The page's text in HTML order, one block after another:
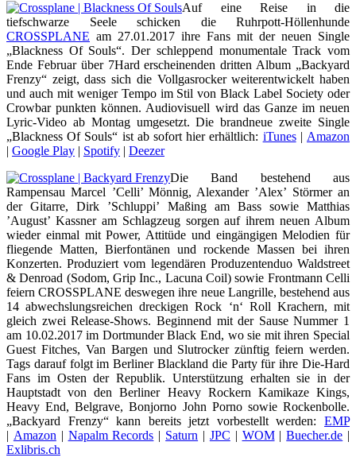
Auf eine Reise in die
tiefschwarze Seele schicken die Ruhrpott-Höllenhunde
CROSSPLANE am 27.01.2017 ihre Fans mit der neuen Single
„Blackness Of Souls“. Der schleppend monumentale Track vom
Ende Februar über 7Hard erscheinenden dritten Album „Backyard
Frenzy“ zeigt, dass sich die Vollgasrocker weiterentwickelt haben
und auch mit weniger Tempo im Stil von Black Label Society oder
Crowbar punkten können. Audiovisuell wird das Ganze im neuen
Lyric-Video ab Montag umgesetzt. Die brandneue zweite Single
„Blackness Of Souls“ ist ab sofort hier erhältlich: iTunes|Amazon
| Google Play | Spotify | Deezer
Die Band bestehend aus
Rampensau Marcel ’Celli’ Mönnig, Alexander ’Alex’ Störmer an
der Gitarre, Dirk ’Schluppi’ Maßing am Bass sowie Matthias
’August’ Kassner am Schlagzeug sorgen auf ihrem neuen Album
wieder einmal mit Power, Attitüde und eingängigen Melodien für
fliegende Matten, Bierfontänen und rockende Massen bei ihren
Konzerten. Produziert vom legendären Produzentenduo Waldstreet
& Denroad (Sodom, Grip Inc., Lacuna Coil) sowie Frontmann Celli
feiern CROSSPLANE deswegen ihre neue Langrille, bestehend aus
14 abwechslungsreichen dreckigen Rock ‘n‘ Roll Krachern, mit
gleich zwei Release-Shows. Beginnend mit der Sause Nummer 1
am 10.02.2017 im Dortmunder Black End, wo sie mit ihren Special
Guest Fitches, Van Bargen und Slutrocker zünftig feiern werden.
Tags darauf folgt im Berliner Blackland die Party für ihre Die-Hard
Fans im Osten der Republik. Unterstützung erhalten sie in der
Hauptstadt von den Berliner Heavy Rockern Kamikaze Kings,
Heavy End, Belgrave, Bonjorno John Porno sowie Rockenbolle.
„Backyard Frenzy“ kann bereits jetzt vorbestellt werden: EMP
| Amazon| Napalm Records | Saturn | JPC | WOM|Buecher.de |
Exlibris.ch